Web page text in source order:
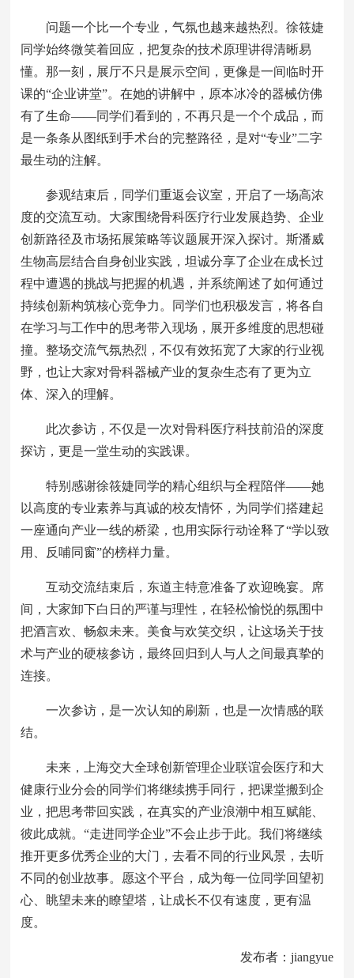
问题一个比一个专业，气氛也越来越热烈。徐筱婕
同学始终微笑着回应，把复杂的技术原理讲得清晰易
懂。那一刻，展厅不只是展示空间，更像是一间临时开
课的“企业讲堂”。在她的讲解中，原本冰冷的器械仿佛
有了生命——同学们看到的，不再只是一个个成品，而
是一条条从图纸到手术台的完整路径，是对“专业”二字
最生动的注解。
参观结束后，同学们重返会议室，开启了一场高浓
度的交流互动。大家围绕骨科医疗行业发展趋势、企业
创新路径及市场拓展策略等议题展开深入探讨。斯潘威
生物高层结合自身创业实践，坦诚分享了企业在成长过
程中遭遇的挑战与把握的机遇，并系统阐述了如何通过
持续创新构筑核心竞争力。同学们也积极发言，将各自
在学习与工作中的思考带入现场，展开多维度的思想碰
撞。整场交流气氛热烈，不仅有效拓宽了大家的行业视
野，也让大家对骨科器械产业的复杂生态有了更为立
体、深入的理解。
此次参访，不仅是一次对骨科医疗科技前沿的深度
探访，更是一堂生动的实践课。
特别感谢徐筱婕同学的精心组织与全程陪伴——她
以高度的专业素养与真诚的校友情怀，为同学们搭建起
一座通向产业一线的桥梁，也用实际行动诠释了“学以致
用、反哺同窗”的榜样力量。
互动交流结束后，东道主特意准备了欢迎晚宴。席
间，大家卸下白日的严谨与理性，在轻松愉悦的氛围中
把酒言欢、畅叙未来。美食与欢笑交织，让这场关于技
术与产业的硬核参访，最终回归到人与人之间最真挚的
连接。
一次参访，是一次认知的刷新，也是一次情感的联
结。
未来，上海交大全球创新管理企业联谊会医疗和大
健康行业分会的同学们将继续携手同行，把课堂搬到企
业，把思考带回实践，在真实的产业浪潮中相互赋能、
彼此成就。“走进同学企业”不会止步于此。我们将继续
推开更多优秀企业的大门，去看不同的行业风景，去听
不同的创业故事。愿这个平台，成为每一位同学回望初
心、眺望未来的瞭望塔，让成长不仅有速度，更有温
度。
发布者：jiangyue